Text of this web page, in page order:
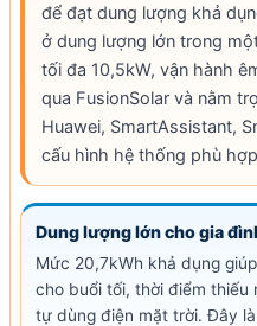
để đạt dung lượng khả
ở dung lượng lớn trong
tối đa 10,5kW, vận hành
qua FusionSolar và nằm
Huawei, SmartAssistant,
cấu hình hệ thống phù
Dung lượng lớn cho gia
Mức 20,7kWh khả dụng
cho buổi tối, thời điểm thiếu
tự dùng điện mặt trời. Đây